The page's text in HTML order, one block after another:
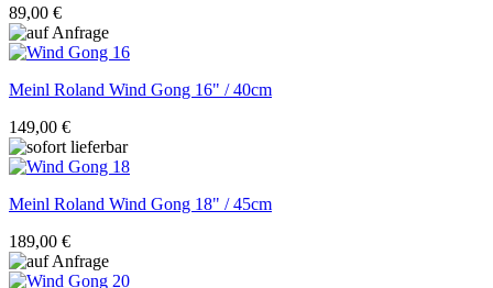
89,00 €
Meinl Roland Wind Gong 16" / 40cm
149,00 €
Meinl Roland Wind Gong 18" / 45cm
189,00 €